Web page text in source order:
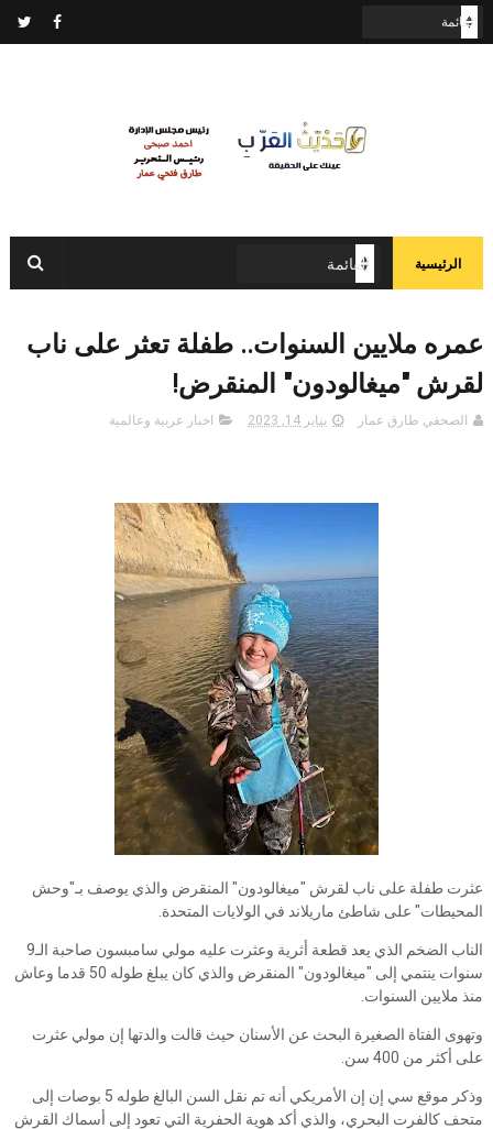
الرئيسية
عمره ملايين السنوات.. طفلة تعثر على ناب
لقرش "ميغالودون" المنقرض!
الصحفي طارق عمار يناير 14, 2023 اخبار عربية وعالمية
عثرت طفلة على ناب لقرش "ميغالودون" المنقرض والذي يوصف بـ"وحش
المحيطات" على شاطئ ماريلاند في الولايات المتحدة.
الناب الضخم الذي يعد قطعة أثرية وعثرت عليه مولي سامبسون صاحبة الـ9
سنوات ينتمي إلى "ميغالودون" المنقرض والذي كان يبلغ طوله 50 قدما وعاش
منذ ملايين السنوات.
وتهوى الفتاة الصغيرة البحث عن الأسنان حيث قالت والدتها إن مولي عثرت
على أكثر من 400 سن.
وذكر موقع سي إن إن الأمريكي أنه تم نقل السن البالغ طوله 5 بوصات إلى
متحف كالفرت البحري، والذي أكد هوية الحفرية التي تعود إلى أسماك القرش